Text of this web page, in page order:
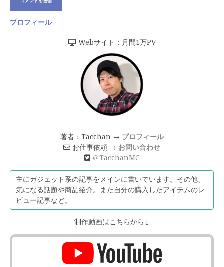
プロフィール
Webサイト：月間1万PV
著者：Tacchan → プロフィール
お仕事依頼 → お問い合わせ
＠TacchanMC
主にガジェット系の記事をメインに書いています。その他、
気になる話題や商品紹介。また自分の購入したアイテムのレ
ビュー記事など。
制作動画はこちらから↓